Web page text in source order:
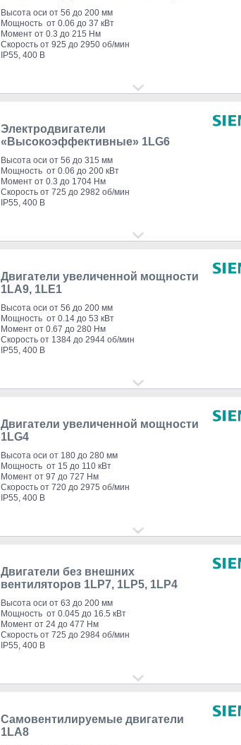
Высота оси от 56 до 200 мм
Мощность от 0.06 до 37 кВт
Момент от 0.3 до 215 Нм
Скорость от 925 до 2950 об/мин
IP55, 400 В
Электродвигатели
«Высокоэффективные» 1LG6
Высота оси от 56 до 315 мм
Мощность от 0.06 до 200 кВт
Момент от 0.3 до 1704 Нм
Скорость от 725 до 2982 об/мин
IP55, 400 В
Двигатели увеличенной мощности
1LA9, 1LE1
Высота оси от 56 до 200 мм
Мощность от 0.14 до 53 кВт
Момент от 0.67 до 280 Нм
Скорость от 1384 до 2944 об/мин
IP55, 400 В
Двигатели увеличенной мощности
1LG4
Высота оси от 180 до 280 мм
Мощность от 15 до 110 кВт
Момент от 97 до 727 Нм
Скорость от 720 до 2975 об/мин
IP55, 400 В
Двигатели без внешних
вентиляторов 1LP7, 1LP5, 1LP4
Высота оси от 63 до 200 мм
Мощность от 0.045 до 16.5 кВт
Момент от 24 до 477 Нм
Скорость от 725 до 2984 об/мин
IP55, 400 В
Самовентилируемые двигатели
1LА8